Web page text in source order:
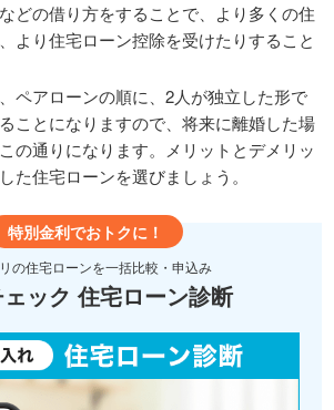
どの借り方をすることで、より多くの住
より住宅ローン控除を受けたりすること
ペアローンの順に、2人が独立した形で
ことになりますので、将来に離婚した場
の通りになります。メリットとデメリッ
た住宅ローンを選びましょう。
特別金利でおトクに！
の住宅ローンを一括比較・申込み
ック 住宅ローン診断